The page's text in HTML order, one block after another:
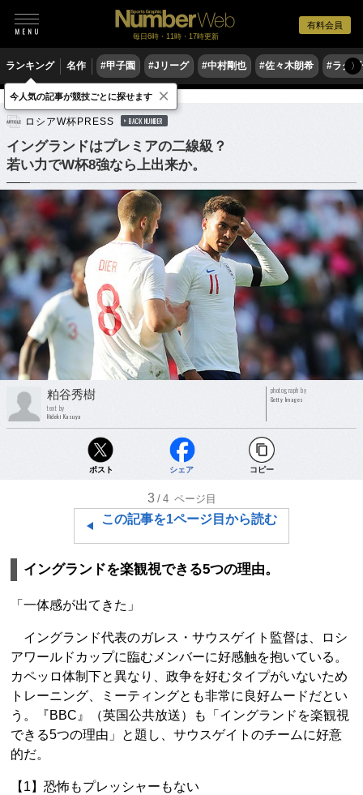
有料会員
毎日6時・11時・17時更新
ランキング 名作 #甲子園 #Jリーグ #中村剛也 #佐々木朗希 #ラグ〉
サッカー 海外サッカー
ロシアW杯PRESS BACK NUMBER
イングランドはプレミアの二線級？
若い力でW杯8強なら上出来か。
粕谷秀樹
text by
Hideki Kasuya
photograph by
Getty Images
ポスト シェア コピー
3 /4 ページ目
この記事を1ページ目から読む
イングランドを楽観視できる5つの理由。
「一体感が出てきた」
イングランド代表のガレス・サウスゲイト監督は、ロシ
アワールドカップに臨むメンバーに好感触を抱いている。
カペッロ体制下と異なり、政争を好むタイプがいないため
トレーニング、ミーティングとも非常に良好ムードだとい
う。『BBC』（英国公共放送）も「イングランドを楽観視
できる5つの理由」と題し、サウスゲイトのチームに好意
的だ。
【1】恐怖もプレッシャーもない
今人気の記事が競技ごとに探せます ×